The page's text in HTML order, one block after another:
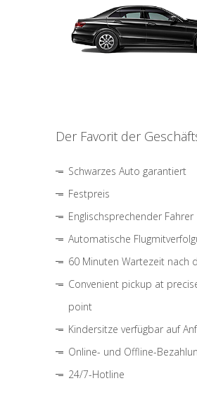
Der Favorit der
Schwarzes Auto garantiert
Festpreis
Englischsprechender Fahrer
Automatische
60 Minuten Wartezeit nach
Convenient pickup at
point
Kindersitze verfügbar auf
Online- und Offline-
24/7-Hotline